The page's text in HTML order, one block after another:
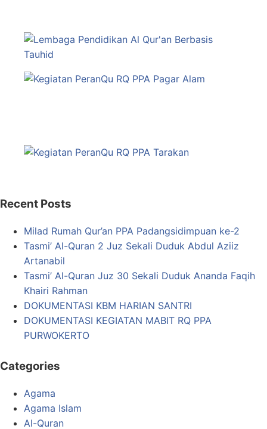
Recent Posts
Milad Rumah Qur’an PPA Padangsidimpuan ke-2
Tasmi’ Al-Quran 2 Juz Sekali Duduk Abdul Aziiz
Artanabil
Tasmi’ Al-Quran Juz 30 Sekali Duduk Ananda Faqih
Khairi Rahman
DOKUMENTASI KBM HARIAN SANTRI
DOKUMENTASI KEGIATAN MABIT RQ PPA
PURWOKERTO
Categories
Agama
Agama Islam
Al-Quran